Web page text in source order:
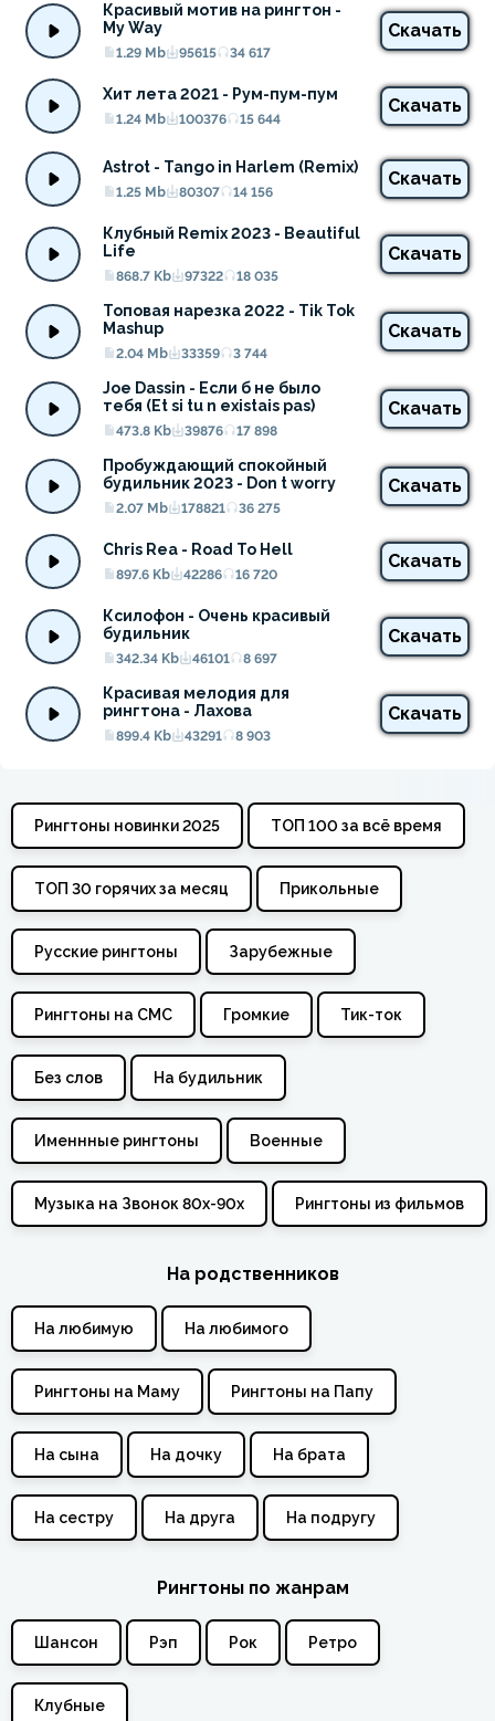
Красивый мотив на рингтон -
My Way
1.29 Mb 95615 34 617
Скачать
Хит лета 2021 - Рум-пум-пум
1.24 Mb 100376 15 644
Скачать
Astrot - Tango in Harlem (Remix)
1.25 Mb 80307 14 156
Скачать
Клубный Remix 2023 - Beautiful
Life
868.7 Kb 97322 18 035
Скачать
Топовая нарезка 2022 - Tik Tok
Mashup
2.04 Mb 33359 3 744
Скачать
Joe Dassin - Если б не было
тебя (Et si tu n existais pas)
473.8 Kb 39876 17 898
Скачать
Пробуждающий спокойный
будильник 2023 - Don t worry
2.07 Mb 178821 36 275
Скачать
Chris Rea - Road To Hell
897.6 Kb 42286 16 720
Скачать
Ксилофон - Очень красивый
будильник
342.34 Kb 46101 8 697
Скачать
Красивая мелодия для
рингтона - Лахова
899.4 Kb 43291 8 903
Скачать
Рингтоны новинки 2025 ТОП 100 за всё время
ТОП 30 горячих за месяц Прикольные
Русские рингтоны Зарубежные
Рингтоны на СМС Громкие Тик-ток
Без слов На будильник
Именнные рингтоны Военные
Музыка на Звонок 80х-90х Рингтоны из фильмов
На родственников
На любимую На любимого
Рингтоны на Маму Рингтоны на Папу
На сына На дочку На брата
На сестру На друга На подругу
Рингтоны по жанрам
Шансон Рэп Рок Ретро
Клубные